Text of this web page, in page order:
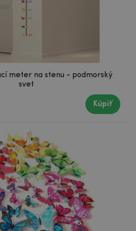
meter na stenu - podmorský
svet
Kúpiť